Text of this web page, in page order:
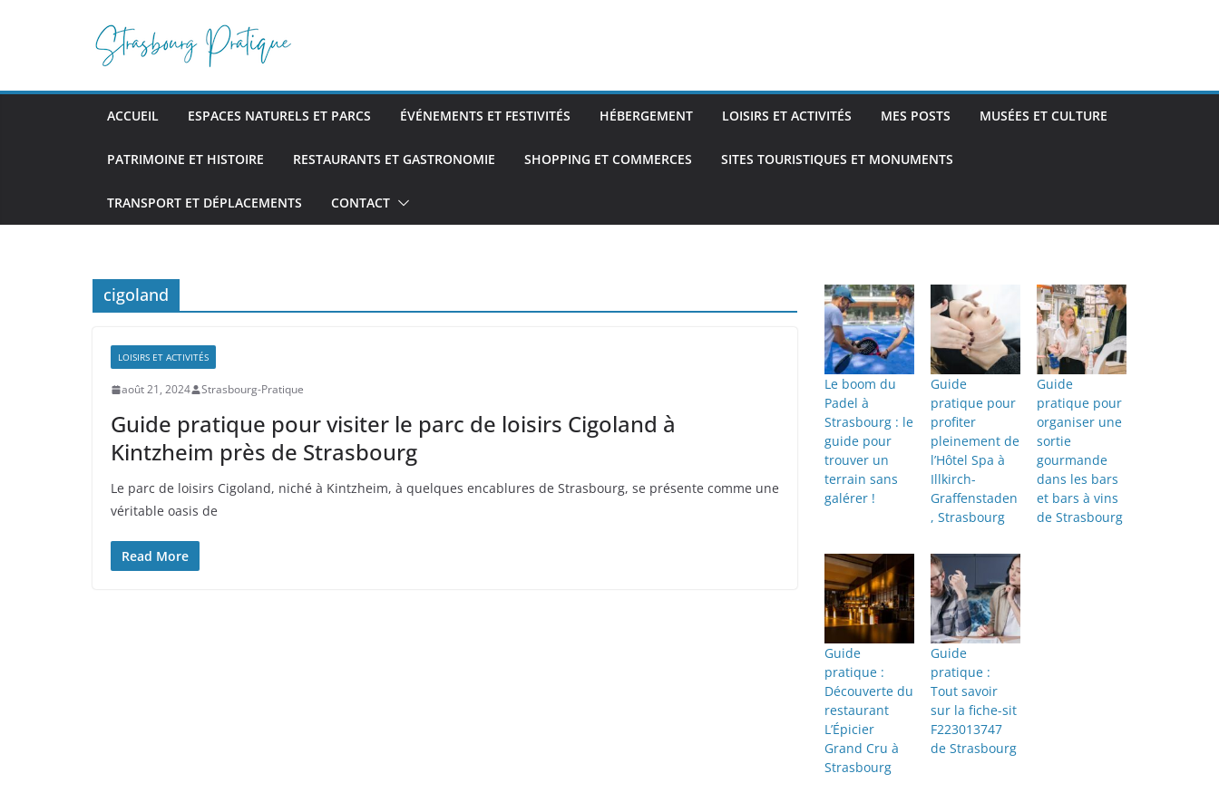
ACCUEIL ESPACES NATURELS ET PARCS ÉVÉNEMENTS ET FESTIVITÉS HÉBERGEMENT LOISIRS ET ACTIVITÉS MES POSTS MUSÉES ET CULTURE
PATRIMOINE ET HISTOIRE RESTAURANTS ET GASTRONOMIE SHOPPING ET COMMERCES SITES TOURISTIQUES ET MONUMENTS
TRANSPORT ET DÉPLACEMENTS CONTACT
cigoland
LOISIRS ET ACTIVITÉS
août 21, 2024 Strasbourg-Pratique
Guide pratique pour visiter le parc de loisirs Cigoland à
Kintzheim près de Strasbourg
Le parc de loisirs Cigoland, niché à Kintzheim, à quelques encablures de Strasbourg, se présente comme une
véritable oasis de
Read More
Le boom du
Padel à
Strasbourg : le
guide pour
trouver un
terrain sans
galérer !
Guide
pratique pour
profiter
pleinement de
l’Hôtel Spa à
Illkirch-
Graffenstaden
, Strasbourg
Guide
pratique pour
organiser une
sortie
gourmande
dans les bars
et bars à vins
de Strasbourg
Guide
pratique :
Découverte du
restaurant
L’Épicier
Grand Cru à
Strasbourg
Guide
pratique :
Tout savoir
sur la fiche-sit
F223013747
de Strasbourg